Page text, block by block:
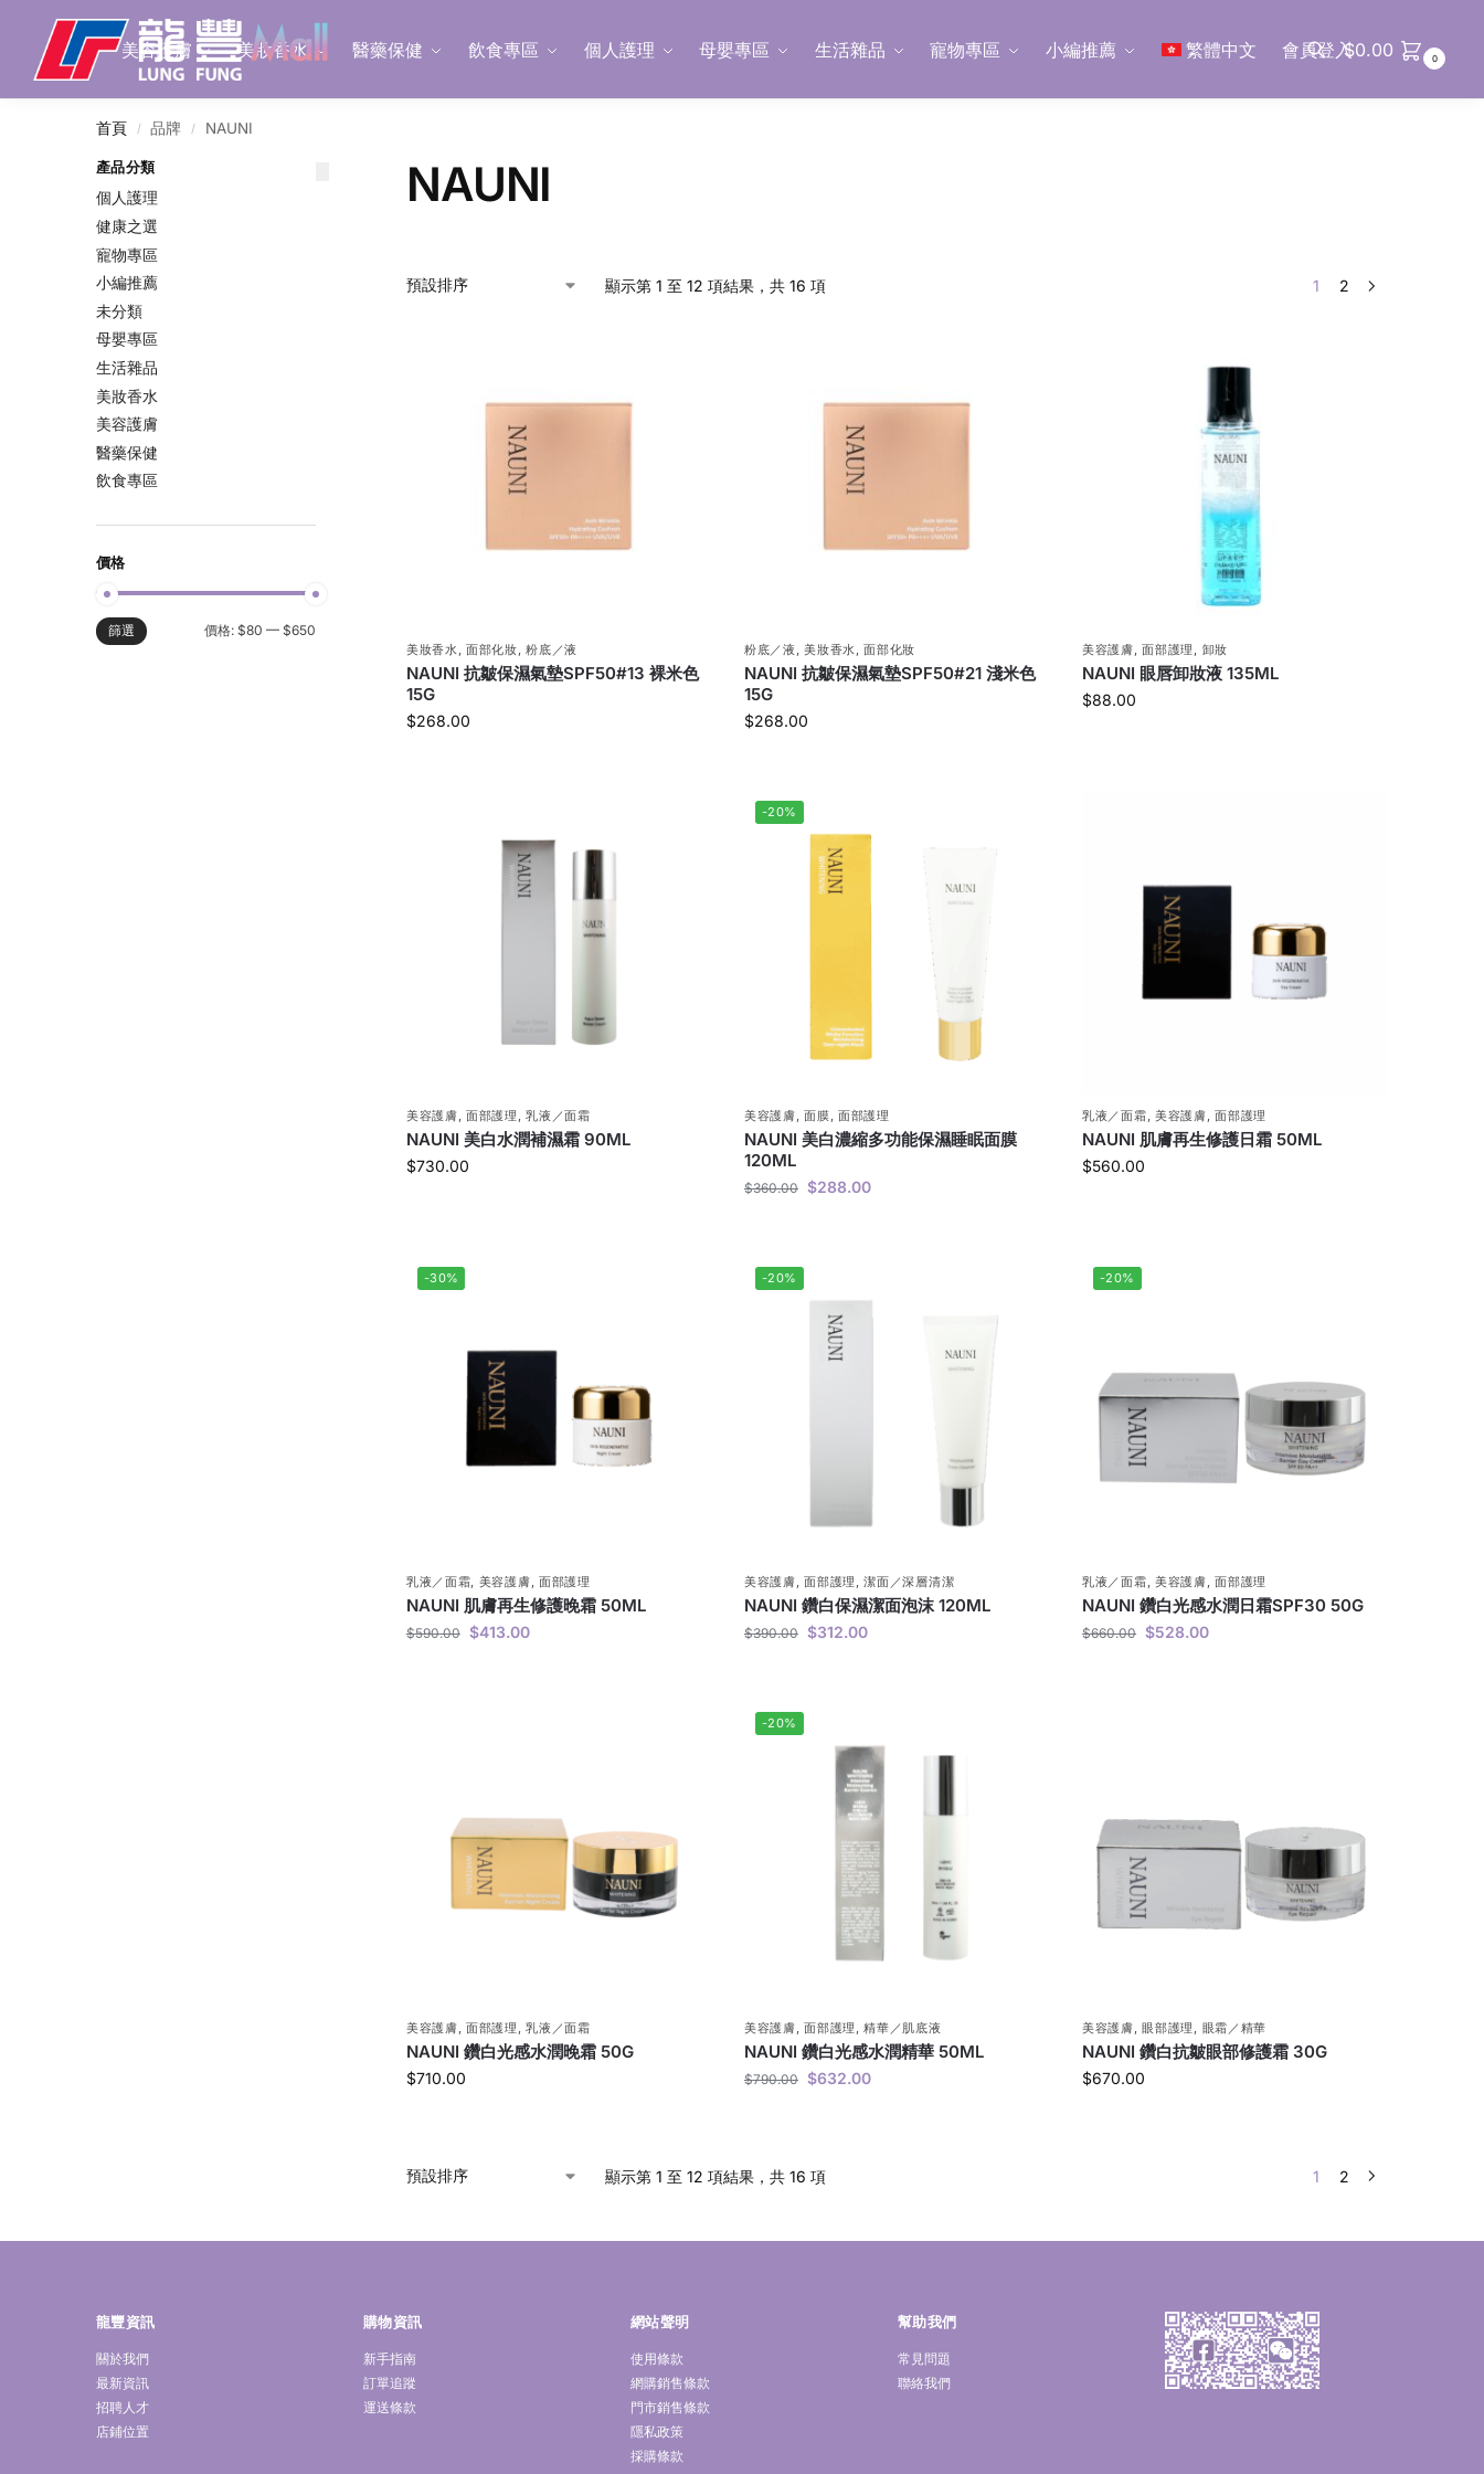
美容護膚 美妝香水 醫藥保健 飲食專區 個人護理 母嬰專區 生活雜品 寵物專區 小編推薦 繁體中文 會員登入
Search
$0.00 0
首頁 / 品牌 / NAUNI
NAUNI
顯示第 1 至 12 項結果，共 16 項 1 2
美妝香水,面部化妝,粉底／液
NAUNI 抗皺保濕氣墊SPF50#13 裸米色
15G
$268.00
粉底／液,美妝香水,面部化妝
NAUNI 抗皺保濕氣墊SPF50#21 淺米色
15G
$268.00
美容護膚,面部護理 , 卸妝
NAUNI 眼唇卸妝液 135ML
$88.00
美容護膚,面部護理 ,乳液／面霜
NAUNI 美白水潤補濕霜 90ML
$730.00
-20%
美容護膚,面膜, 面部護理
NAUNI 美白濃縮多功能保濕睡眠面膜
120ML
$360.00 $288.00
乳液／面霜, 美容護膚,面部護理
NAUNI 肌膚再生修護日霜 50ML
$560.00
-30%
乳液／面霜, 美容護膚, 面部護理
NAUNI 肌膚再生修護晚霜 50ML
$590.00 $413.00
-20%
美容護膚,面部護理 ,潔面／深層清潔
NAUNI 鑽白保濕潔面泡沫 120ML
$390.00 $312.00
-20%
乳液／面霜, 美容護膚,面部護理
NAUNI 鑽白光感水潤日霜SPF30 50G
$660.00 $528.00
美容護膚 ,面部護理 ,乳液／面霜
NAUNI 鑽白光感水潤晚霜 50G
$710.00
-20%
美容護膚 ,面部護理 ,精華／肌底液
NAUNI 鑽白光感水潤精華 50ML
$790.00 $632.00
美容護膚 ,眼部護理 眼霜／精華
NAUNI 鑽白抗皺眼部修護霜 30G
$670.00
顯示第 1 至 12 項結果，共 16 項 1 2
產品分類
個人護理
健康之選
寵物專區
小編推薦
未分類
母嬰專區
生活雜品
美妝香水
美容護膚
醫藥保健
飲食專區
價格
篩選 價格: $80 — $650
龍豐資訊
關於我們
最新資訊
招聘人才
店鋪位置
購物資訊
新手指南
訂單追蹤
運送條款
網站聲明
使用條款
網購銷售條款
門市銷售條款
隱私政策
採購條款
幫助我們
常見問題
聯絡我們